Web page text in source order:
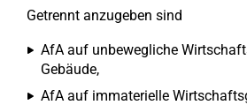
Getrennt anzugeben sind
AfA auf unbewegliche
Gebäude,
AfA auf immaterielle